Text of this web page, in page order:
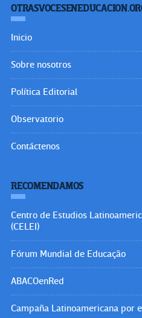
Inicio
Sobre nosotros
Política Editorial
Observatorio
Contáctenos
RECOMENDAMOS
Centro de Estudios
(CELEI)
Fórum Mundial de Educação
ABACOenRed
Campaña Latinoamericana por